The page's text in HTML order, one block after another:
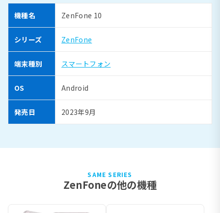
機種名 ZenFone 10
シリーズ ZenFone
端末種別 スマートフォン
OS Android
発売日 2023年9月
SAME SERIES
ZenFoneの他の機種